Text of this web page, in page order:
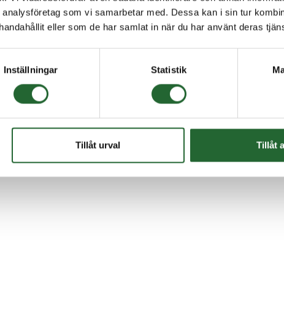
som vi samarbetar med. Dessa kan i sin tur
eller som de har samlat in när du har använt deras
Inställningar Statistik
Tillåt urval Tillåt
12,50 :-
Kullager 623 3x10x4
37,50 :-